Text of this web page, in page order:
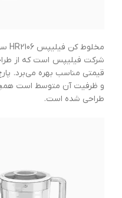
شرکت فیلیپس است که از
قیمتی مناسب بهره می‌برد.
و ظرفیت آن متوسط است
طراحی شده است.